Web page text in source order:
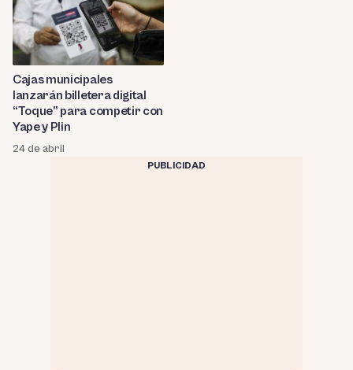
Cajas municipales
lanzarán billetera digital
“Toque” para competir con
Yape y Plin
24 de abril
PUBLICIDAD